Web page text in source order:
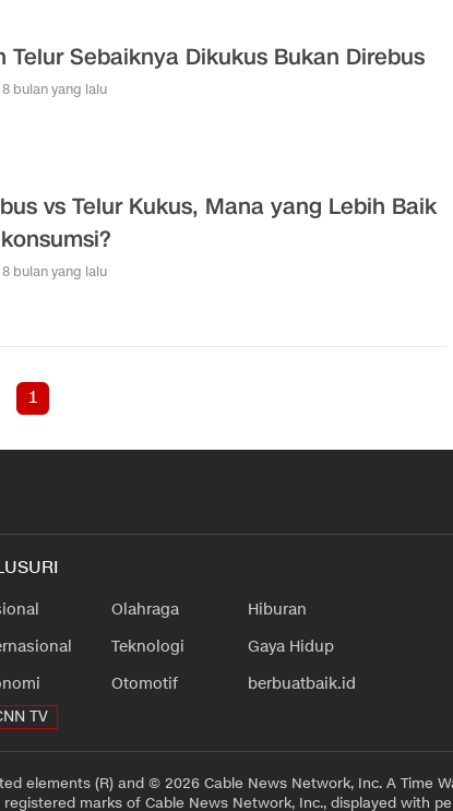
Telur Sebaiknya Dikukus Bukan Direbus
8 bulan yang lalu
vs Telur Kukus, Mana yang Lebih Baik
8 bulan yang lalu
1
Olahraga
Teknologi
Otomotif
Hiburan
Gaya Hidup
berbuatbaik.id
TV
elements (R) and © 2026 Cable News Network, Inc. A Time
registered marks of Cable News Network, Inc., displayed with